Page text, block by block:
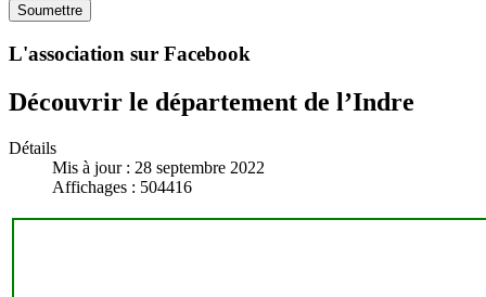
Soumettre
L'association sur Facebook
Découvrir le département de l’Indre
Détails
Mis à jour : 28 septembre 2022
Affichages : 504416